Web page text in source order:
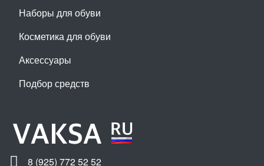
Наборы для обуви
Косметика для обуви
Аксессуары
Подбор средств
8 (925) 772 52 52